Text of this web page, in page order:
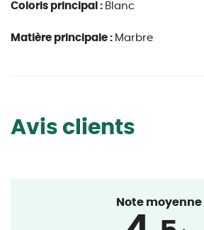
Coloris principal : Blanc
Matière principale : Marbre
Avis clients
Note moyenne